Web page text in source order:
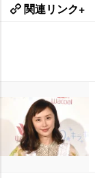
関連リンク+